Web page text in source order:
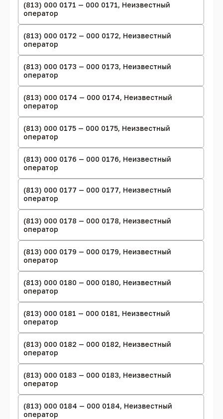
(813) 000 0171 — 000 0171, Неизвестный
оператор
(813) 000 0172 — 000 0172, Неизвестный
оператор
(813) 000 0173 — 000 0173, Неизвестный
оператор
(813) 000 0174 — 000 0174, Неизвестный
оператор
(813) 000 0175 — 000 0175, Неизвестный
оператор
(813) 000 0176 — 000 0176, Неизвестный
оператор
(813) 000 0177 — 000 0177, Неизвестный
оператор
(813) 000 0178 — 000 0178, Неизвестный
оператор
(813) 000 0179 — 000 0179, Неизвестный
оператор
(813) 000 0180 — 000 0180, Неизвестный
оператор
(813) 000 0181 — 000 0181, Неизвестный
оператор
(813) 000 0182 — 000 0182, Неизвестный
оператор
(813) 000 0183 — 000 0183, Неизвестный
оператор
(813) 000 0184 — 000 0184, Неизвестный
оператор